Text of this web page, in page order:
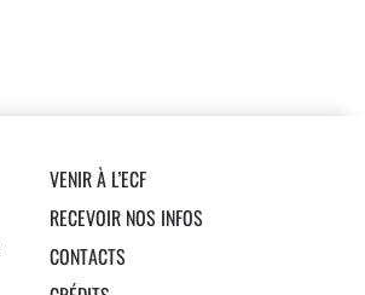
VENIR À L’ECF
RECEVOIR NOS INFOS
CONTACTS